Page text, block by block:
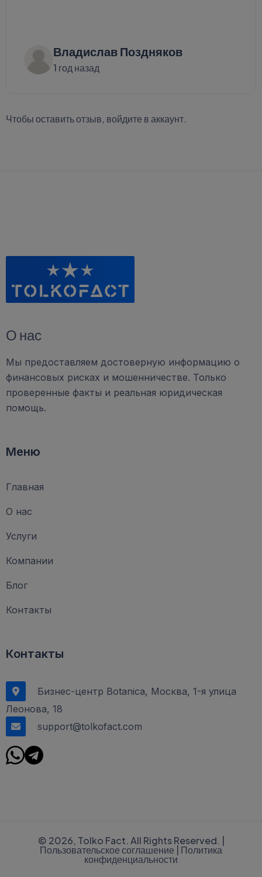
Владислав Поздняков
1 год назад
Чтобы оставить отзыв, войдите в аккаунт.
О нас
Мы предоставляем достоверную информацию о
финансовых рисках и мошенничестве. Только
проверенные факты и реальная юридическая
помощь.
Меню
Главная
О нас
Услуги
Компании
Блог
Контакты
Контакты
Бизнес-центр Botanica, Москва, 1-я улица
Леонова, 18
support@tolkofact.com
© 2026, Tolko Fact. All Rights Reserved. |
Пользовательское соглашение Политика
конфиденциальности